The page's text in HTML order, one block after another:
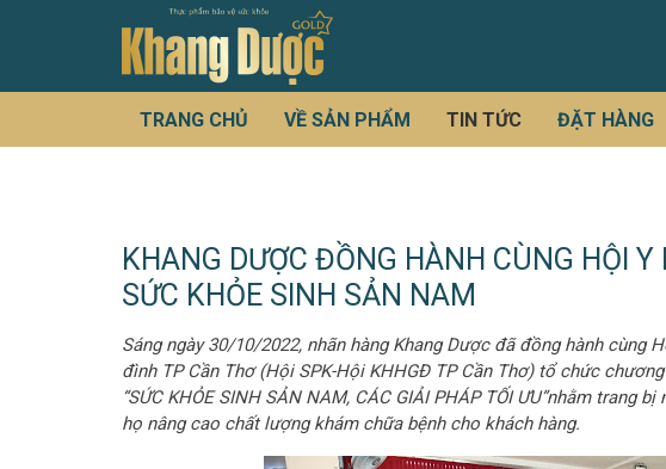
TRANG CHỦ VỀ SẢN PHẨM TIN TỨC ĐẶT HÀNG
KHANG DƯỢC ĐỒNG HÀNH CÙNG HỘI
SỨC KHỎE SINH SẢN NAM
Sáng ngày 30/10/2022, nhãn hàng Khang Dược đã đồng hành cùng
đình TP Cần Thơ (Hội SPK-Hội KHHGĐ TP Cần Thơ) tổ chức
“SỨC KHỎE SINH SẢN NAM, CÁC GIẢI PHÁP TỐI ƯU”nhằm trang
họ nâng cao chất lượng khám chữa bệnh cho khách hàng.